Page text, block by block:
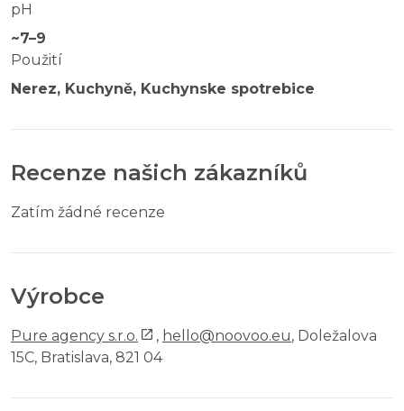
pH
~7–9
Použití
Nerez, Kuchyně, Kuchynske spotrebice
Recenze našich zákazníků
Zatím žádné recenze
Výrobce
Pure agency s.r.o. , hello@noovoo.eu, Doležalova
15C, Bratislava, 821 04